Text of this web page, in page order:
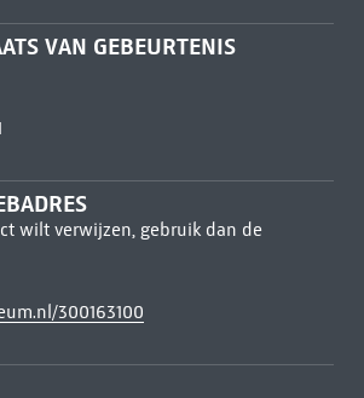
VAN GEBEURTENIS
wilt verwijzen, gebruik dan de
300163100